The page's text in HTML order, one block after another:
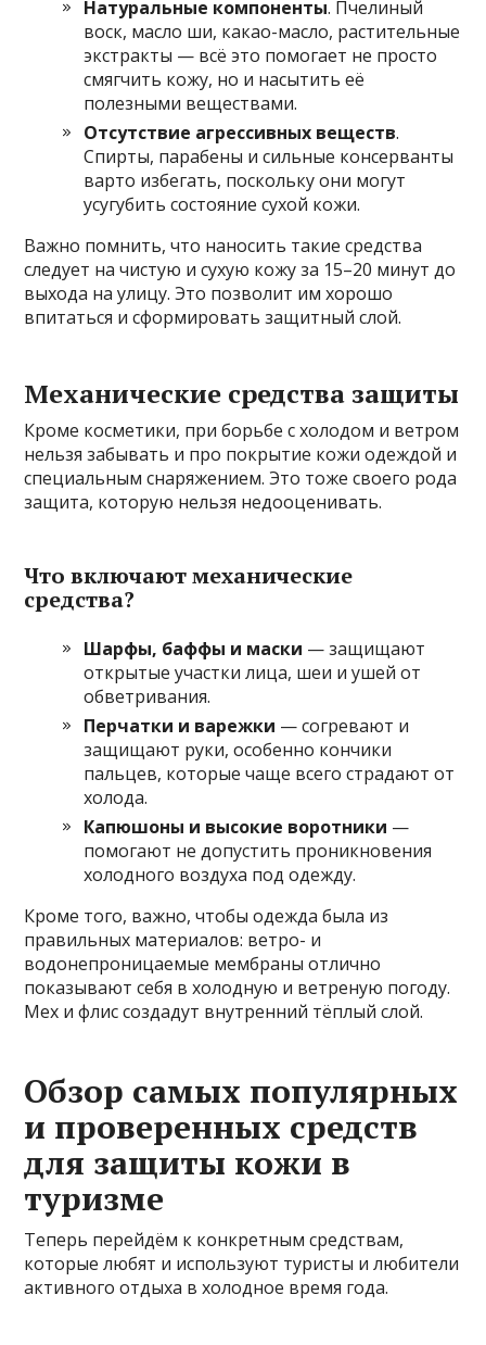
Натуральные компоненты. Пчелиный
воск, масло ши, какао-масло, растительные
экстракты — всё это помогает не просто
смягчить кожу, но и насытить её
полезными веществами.
Отсутствие агрессивных веществ.
Спирты, парабены и сильные консерванты
варто избегать, поскольку они могут
усугубить состояние сухой кожи.
Важно помнить, что наносить такие средства
следует на чистую и сухую кожу за 15–20 минут до
выхода на улицу. Это позволит им хорошо
впитаться и сформировать защитный слой.
Механические средства защиты
Кроме косметики, при борьбе с холодом и ветром
нельзя забывать и про покрытие кожи одеждой и
специальным снаряжением. Это тоже своего рода
защита, которую нельзя недооценивать.
Что включают механические
средства?
Шарфы, баффы и маски — защищают
открытые участки лица, шеи и ушей от
обветривания.
Перчатки и варежки — согревают и
защищают руки, особенно кончики
пальцев, которые чаще всего страдают от
холода.
Капюшоны и высокие воротники —
помогают не допустить проникновения
холодного воздуха под одежду.
Кроме того, важно, чтобы одежда была из
правильных материалов: ветро- и
водонепроницаемые мембраны отлично
показывают себя в холодную и ветреную погоду.
Мех и флис создадут внутренний тёплый слой.
Обзор самых популярных
и проверенных средств
для защиты кожи в
туризме
Теперь перейдём к конкретным средствам,
которые любят и используют туристы и любители
активного отдыха в холодное время года.